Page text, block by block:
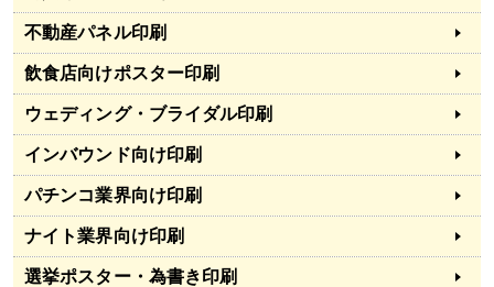
不動産パネル印刷
飲食店向けポスター印刷
ウェディング・ブライダル印刷
インバウンド向け印刷
パチンコ業界向け印刷
ナイト業界向け印刷
選挙ポスター・為書き印刷